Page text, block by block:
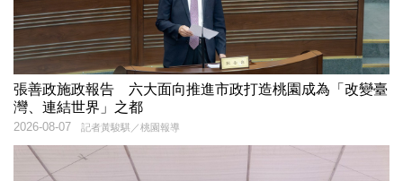
張善政施政報告 六大面向推進市政打造桃園成為「改變臺
灣、連結世界」之都
記者黃駿騏／桃園報導
2026-08-07